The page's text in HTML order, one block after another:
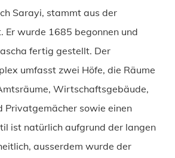
Sarayi, stammt aus der
Er wurde 1685 begonnen und
fertig gestellt. Der
umfasst zwei Höfe, die Räume
Wirtschaftsgebäude,
Privatgemächer sowie einen
ist natürlich aufgrund der langen
ausserdem wurde der